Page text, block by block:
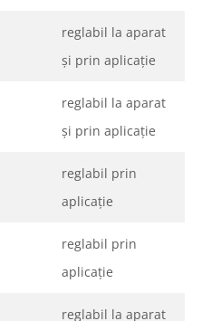
reglabil la aparat
şi prin aplicaţie
reglabil la aparat
şi prin aplicaţie
reglabil prin
aplicaţie
reglabil prin
aplicaţie
reglabil la aparat